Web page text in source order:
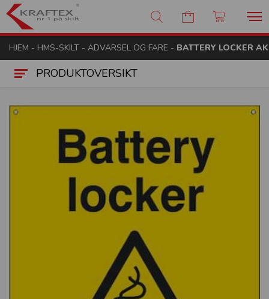
Kraftex - nr 1 på skilt
HJEM - HMS-SKILT - ADVARSEL OG FARE - BATTERY LOCKER
PRODUKTOVERSIKT